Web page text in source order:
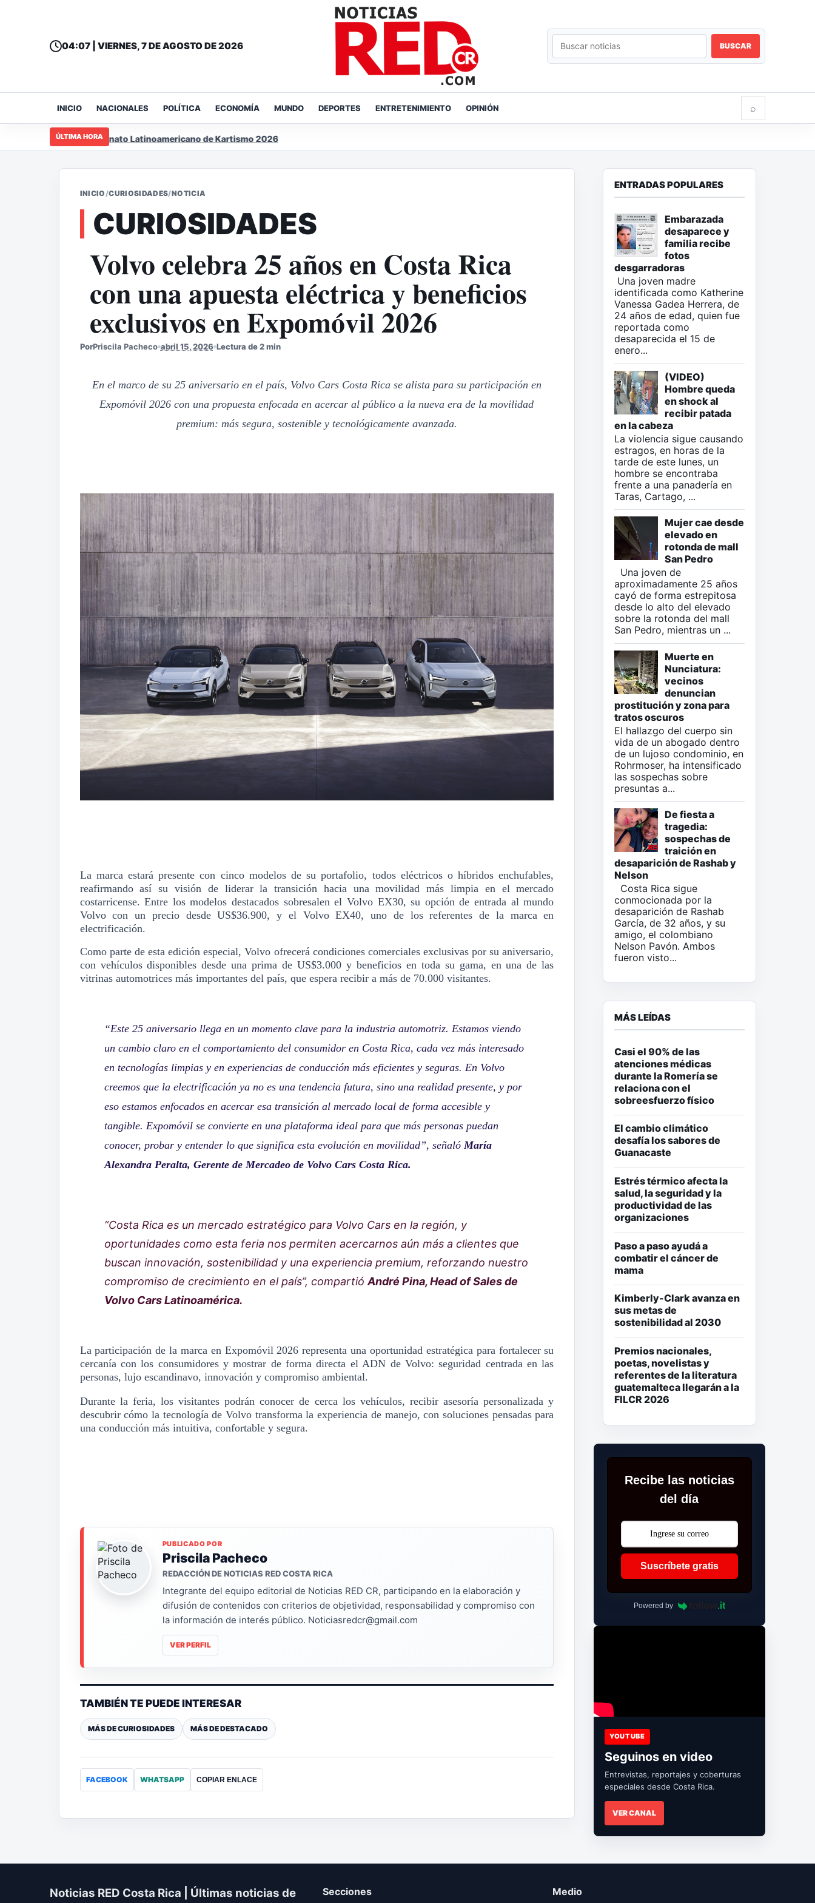
04:07 | VIERNES, 7 DE AGOSTO DE 2026 BUSCAR
INICIO NACIONALES POLÍTICA ECONOMÍA MUNDO DEPORTES ENTRETENIMIENTO OPINIÓN ⌕
ÚLTIMA HORA
sede del Campeonato Latinoamericano de Kartismo 2026
INICIO/CURIOSIDADES/NOTICIA
CURIOSIDADES
Volvo celebra 25 años en Costa Rica
con una apuesta eléctrica y beneficios
exclusivos en Expomóvil 2026
PorPriscila Pacheco abril 15, 2026 Lectura de 2 min
En el marco de su 25 aniversario en el país, Volvo Cars Costa Rica se alista para su participación en
Expomóvil 2026 con una propuesta enfocada en acercar al público a la nueva era de la movilidad
premium: más segura, sostenible y tecnológicamente avanzada.
La marca estará presente con cinco modelos de su portafolio, todos eléctricos o híbridos enchufables,
reafirmando así su visión de liderar la transición hacia una movilidad más limpia en el mercado
costarricense. Entre los modelos destacados sobresalen el Volvo EX30, su opción de entrada al mundo
Volvo con un precio desde US$36.900, y el Volvo EX40, uno de los referentes de la marca en
electrificación.
Como parte de esta edición especial, Volvo ofrecerá condiciones comerciales exclusivas por su aniversario,
con vehículos disponibles desde una prima de US$3.000 y beneficios en toda su gama, en una de las
vitrinas automotrices más importantes del país, que espera recibir a más de 70.000 visitantes.
“Este 25 aniversario llega en un momento clave para la industria automotriz. Estamos viendo
un cambio claro en el comportamiento del consumidor en Costa Rica, cada vez más interesado
en tecnologías limpias y en experiencias de conducción más eficientes y seguras. En Volvo
creemos que la electrificación ya no es una tendencia futura, sino una realidad presente, y por
eso estamos enfocados en acercar esa transición al mercado local de forma accesible y
tangible. Expomóvil se convierte en una plataforma ideal para que más personas puedan
conocer, probar y entender lo que significa esta evolución en movilidad”, señalóMaría
Alexandra Peralta, Gerente de Mercadeo de Volvo Cars Costa Rica.
“Costa Rica es un mercado estratégico para Volvo Cars en la región, y
oportunidades como esta feria nos permiten acercarnos aún más a clientes que
buscan innovación, sostenibilidad y una experiencia premium, reforzando nuestro
compromiso de crecimiento en el país”, compartió André Pina, Head of Sales de
Volvo Cars Latinoamérica.
La participación de la marca en Expomóvil 2026 representa una oportunidad estratégica para fortalecer su
cercanía con los consumidores y mostrar de forma directa el ADN de Volvo: seguridad centrada en las
personas, lujo escandinavo, innovación y compromiso ambiental.
Durante la feria, los visitantes podrán conocer de cerca los vehículos, recibir asesoría personalizada y
descubrir cómo la tecnología de Volvo transforma la experiencia de manejo, con soluciones pensadas para
una conducción más intuitiva, confortable y segura.
PUBLICADO POR
Priscila Pacheco
REDACCIÓN DE NOTICIAS RED COSTA RICA
Integrante del equipo editorial de Noticias RED CR, participando en la elaboración y
difusión de contenidos con criterios de objetividad, responsabilidad y compromiso con
la información de interés público. Noticiasredcr@gmail.com
VER PERFIL
TAMBIÉN TE PUEDE INTERESAR
MÁS DE CURIOSIDADES MÁS DE DESTACADO
FACEBOOK WHATSAPP COPIAR ENLACE
ENTRADAS POPULARES
Embarazada
desaparece y
familia recibe
fotos
desgarradoras
Una joven madre
identificada como Katherine
Vanessa Gadea Herrera, de
24 años de edad, quien fue
reportada como
desaparecida el 15 de
enero...
(VIDEO)
Hombre queda
en shock al
recibir patada
en la cabeza
La violencia sigue causando
estragos, en horas de la
tarde de este lunes, un
hombre se encontraba
frente a una panadería en
Taras, Cartago, ...
Mujer cae desde
elevado en
rotonda de mall
San Pedro
Una joven de
aproximadamente 25 años
cayó de forma estrepitosa
desde lo alto del elevado
sobre la rotonda del mall
San Pedro, mientras un ...
Muerte en
Nunciatura:
vecinos
denuncian
prostitución y zona para
tratos oscuros
El hallazgo del cuerpo sin
vida de un abogado dentro
de un lujoso condominio, en
Rohrmoser, ha intensificado
las sospechas sobre
presuntas a...
De fiesta a
tragedia:
sospechas de
traición en
desaparición de Rashab y
Nelson
Costa Rica sigue
conmocionada por la
desaparición de Rashab
García, de 32 años, y su
amigo, el colombiano
Nelson Pavón. Ambos
fueron visto...
MÁS LEÍDAS
Casi el 90% de las
atenciones médicas
durante la Romería se
relaciona con el
sobreesfuerzo físico
El cambio climático
desafía los sabores de
Guanacaste
Estrés térmico afecta la
salud, la seguridad y la
productividad de las
organizaciones
Paso a paso ayudá a
combatir el cáncer de
mama
Kimberly-Clark avanza en
sus metas de
sostenibilidad al 2030
Premios nacionales,
poetas, novelistas y
referentes de la literatura
guatemalteca llegarán a la
FILCR 2026
Recibe las noticias
del día
Suscríbete gratis
Powered by
YOUTUBE
Seguinos en video
Entrevistas, reportajes y coberturas
especiales desde Costa Rica.
VER CANAL
Noticias RED Costa Rica | Últimas noticias de Secciones Medio